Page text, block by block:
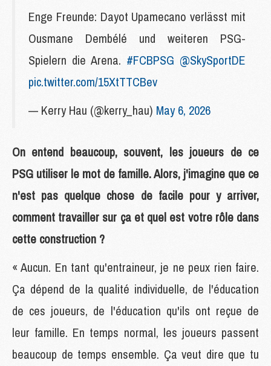
Enge Freunde: Dayot Upamecano verlässt mit
Ousmane Dembélé und weiteren PSG-
Spielern die Arena. #FCBPSG @SkySportDE
pic.twitter.com/15XtTTCBev
— Kerry Hau (@kerry_hau) May 6, 2026
On entend beaucoup, souvent, les joueurs de ce
PSG utiliser le mot de famille. Alors, j'imagine que ce
n'est pas quelque chose de facile pour y arriver,
comment travailler sur ça et quel est votre rôle dans
cette construction ?
« Aucun. En tant qu'entraineur, je ne peux rien faire.
Ça dépend de la qualité individuelle, de l'éducation
de ces joueurs, de l'éducation qu'ils ont reçue de
leur famille. En temps normal, les joueurs passent
beaucoup de temps ensemble. Ça veut dire que tu